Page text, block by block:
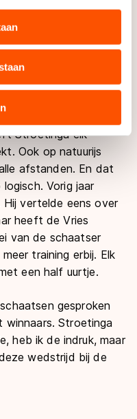
te bieden en
delen informatie over
die u aan hen heeft
via hun services.
doorgeven aan
waar mogelijk geen
volgens de GDPR.
u in met deze
u in onscookiebeleid.
nog een wedstrijd in
we in een kopgroep,
nog niet zo
maandag. Hij
als gevolg dat we 4e
Stroetinga elk
Ook op natuurijs
afstanden. En dat
Vorig jaar
vertelde eens over
heeft de Vries
van de schaatser
training erbij. Elk
een half uurtje.
gesproken
Stroetinga
heb ik de indruk, maar
wedstrijd bij de